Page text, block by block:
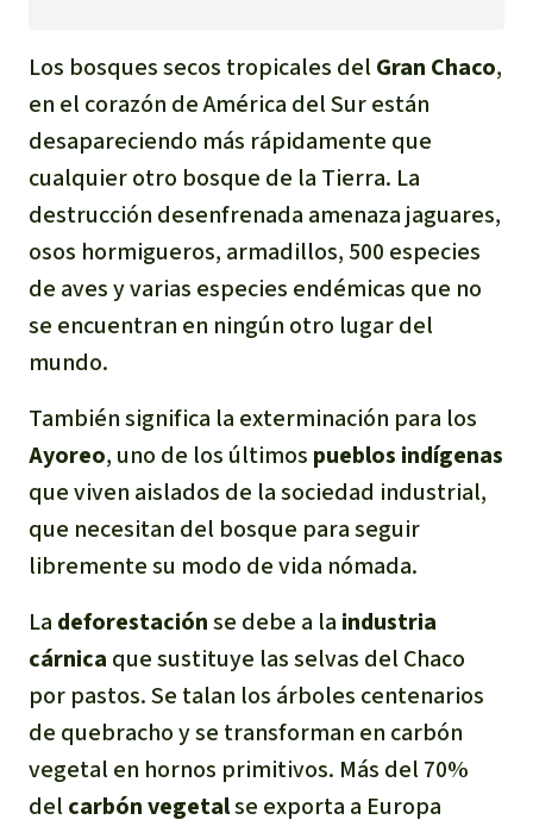
Agrotoxicos
Aceite de palma
REDD
Indígena
Granjas Industriales
Para niñas y niños
Defensoras y Defensores
Los bosques secos tropicales del Gran Chaco,
en el corazón de América del Sur están
desapareciendo más rápidamente que
cualquier otro bosque de la Tierra. La
destrucción desenfrenada amenaza jaguares,
osos hormigueros, armadillos, 500 especies
de aves y varias especies endémicas que no
se encuentran en ningún otro lugar del
mundo.
También significa la exterminación para los
Ayoreo, uno de los últimos pueblos indígenas
que viven aislados de la sociedad industrial,
que necesitan del bosque para seguir
libremente su modo de vida nómada.
La deforestaciónse debe a la industria
cárnica que sustituye las selvas del Chaco
por pastos. Se talan los árboles centenarios
de quebracho y se transforman en carbón
vegetal en hornos primitivos. Más del 70%
del carbón vegetalse exporta a Europa